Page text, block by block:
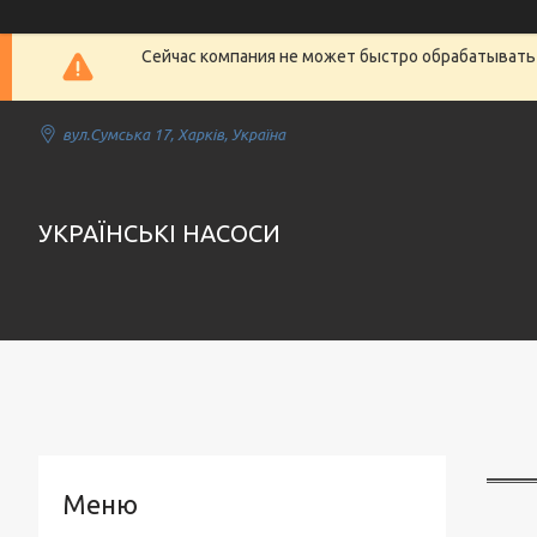
Сейчас компания не может быстро
вул.Сумська 17, Харків, Україна
УКРАЇНСЬКІ НАСОСИ